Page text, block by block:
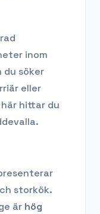
inom
du söker
eller
hittar du
.
storkök.
är hög